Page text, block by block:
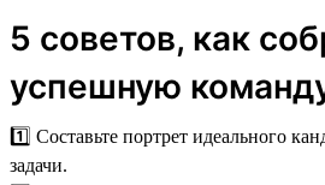
5 советов, как
успешную
1️⃣ Составьте портрет идеального
задачи.